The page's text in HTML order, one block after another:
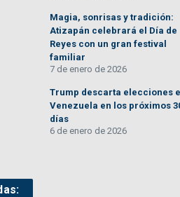
Magia, sonrisas y tradición:
Atizapán celebrará el Día de
Reyes con un gran festival
familiar
7 de enero de 2026
Trump descarta elecciones
Venezuela en los próximos
días
6 de enero de 2026